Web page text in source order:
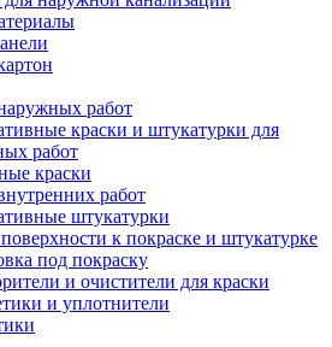
работ
краски и штукатурки для
работ
краски
работ
штукатурки
к покраске и штукатурке
под покраску
и очистители для краски
и уплотнители